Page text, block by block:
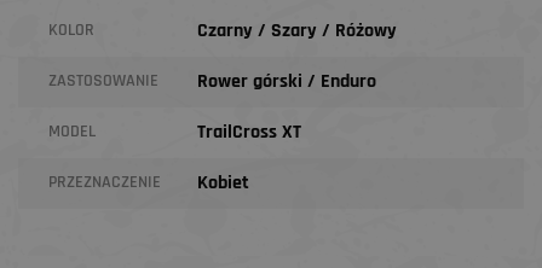
KOLOR Czarny / Szary / Różowy
ZASTOSOWANIE Rower górski / Enduro
MODEL TrailCross XT
PRZEZNACZENIE Kobiet